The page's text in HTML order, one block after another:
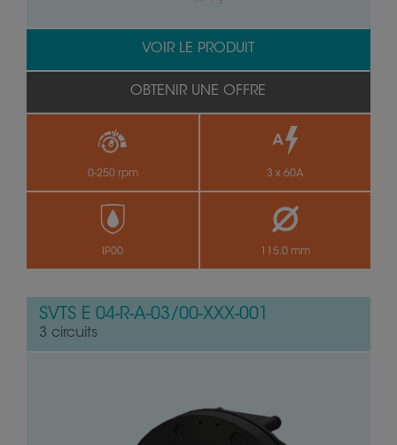
0-250 rpm 3 x 60A
IP00 115.0 mm
VOIR LE PRODUIT
OBTENIR UNE OFFRE
SVTS E 04-R-A-03/00-XXX-001
3 circuits